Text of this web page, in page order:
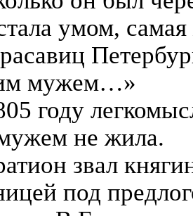
умом,
мужем…»
году
не жила.
звал
под